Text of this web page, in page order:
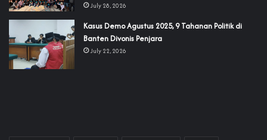
July 28, 2026
‎Kasus Demo Agustus 2025, 9 Tahanan Politik di
Banten Divonis Penjara
July 22, 2026